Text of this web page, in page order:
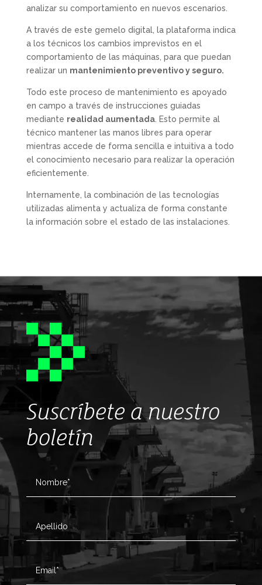
analizar su comportamiento en nuevos escenarios.
A través de este gemelo digital, la plataforma indica
a los técnicos los cambios imprevistos en el
comportamiento de las máquinas, para que puedan
realizar un mantenimiento preventivo y seguro.
Todo este proceso de mantenimiento es apoyado
en campo a través de instrucciones guiadas
mediante realidad aumentada. Esto permite al
técnico mantener las manos libres para operar
mientras accede de forma sencilla e intuitiva a todo
el conocimiento necesario para realizar la operación
eficientemente.
Internamente, la combinación de las tecnologías
utilizadas alimenta y actualiza de forma constante
la información sobre el estado de las instalaciones.
Suscríbete a nuestro
boletín